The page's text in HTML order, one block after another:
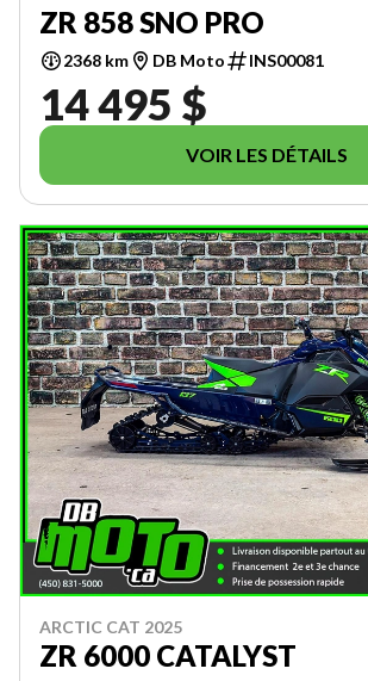
ZR 858 SNO PRO
2368 km DB Moto INS00081
14 495 $
VOIR LES DÉTAILS
ARCTIC CAT 2025
ZR 6000 CATALYST